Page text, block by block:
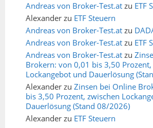
Andreas von Broker-Test.at zu ETF
Alexander zu ETF Steuern
Andreas von Broker-Test.at zu
Andreas von Broker-Test.at zu ETF
Andreas von Broker-Test.at zu
Brokern: von 0,01 bis 3,50 Prozent,
Lockangebot und Dauerlösung
Alexander zu Zinsen bei Online
bis 3,50 Prozent, zwischen
Dauerlösung (Stand 08/2026)
Alexander zu ETF Steuern